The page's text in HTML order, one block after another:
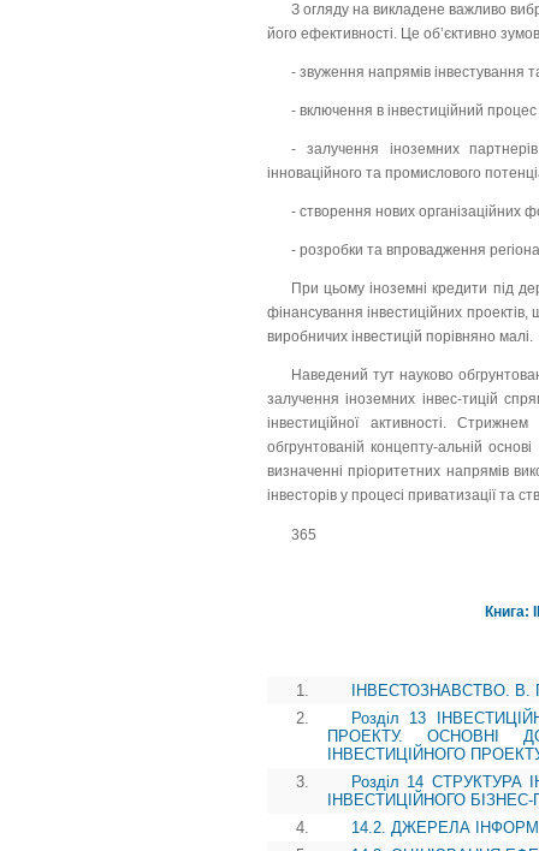
З огляду на викладене важливо
його ефективності. Це об’єктивно
- звуження напрямів інвестування
- включення в інвестиційний
- залучення іноземних
інноваційного та промислового
- створення нових організаційних
- розробки та впровадження
При цьому іноземні кредити під
фінансування інвестиційних проектів,
виробничих інвестицій порівняно малі.
Наведений тут науково
залучення іноземних інвес-тицій
інвестиційної активності.
обгрунтованій концепту-альній
визначенні пріоритетних напрямів
інвесторів у процесі приватизації та
365
Книга:
1.
ІНВЕСТОЗНАВСТВО. В.
2.
Розділ 13
ПРОЕКТУ. ОСНОВНІ
ІНВЕСТИЦІЙНОГО
3.
Розділ 14
ІНВЕСТИЦІЙНОГО
4.
14.2. ДЖЕРЕЛА